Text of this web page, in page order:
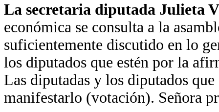
La secretaria diputada Julieta
económica se consulta a la
suficientemente discutido en lo
los diputados que estén por la
Las diputadas y los diputados
manifestarlo (votación). Señora